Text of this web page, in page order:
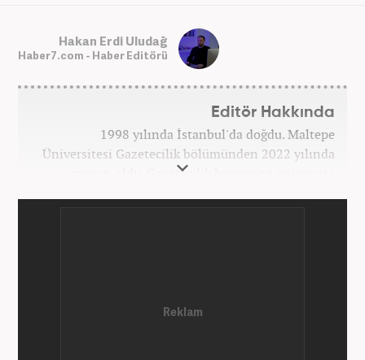
Hakan Erdi Uludağ
Haber7.com - Haber Editörü
Editör Hakkında
1998 yılında İstanbul'da doğdu. Maltepe
Üniversitesi Gazetecilik bölümünden 2022 yılında
mezun oldu. Gazetecilik kariyerine üniversite